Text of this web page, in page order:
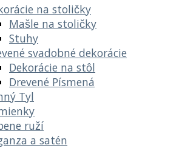
na stoličky
Mašle na stoličky
Stuhy
svadobné dekorácie
Dekorácie na stôl
Drevené Písmená
Tyl
ruží
a satén